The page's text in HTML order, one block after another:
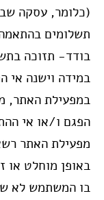
(כלומר, עסקה
תשלומים
בודד- תזוכה
במידה וישנה אי
במפעילת האתר,
הפגם ו/או אי
מפעילת האתר
באופן מוחלט או
בו המשתמש לא